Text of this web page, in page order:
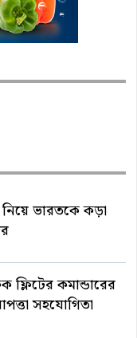
ভারতকে কড়া
ফ্লিটের কমান্ডারের
সহযোগিতা